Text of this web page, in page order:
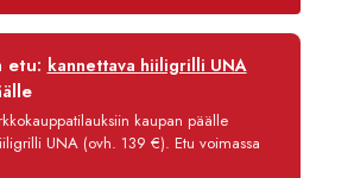
12 kk
3,90 €/kk
240,80 €
etu: kannettava hiiligrilli UNA
kaupan päälle
UNA (ovh. 139 €). Etu voimassa